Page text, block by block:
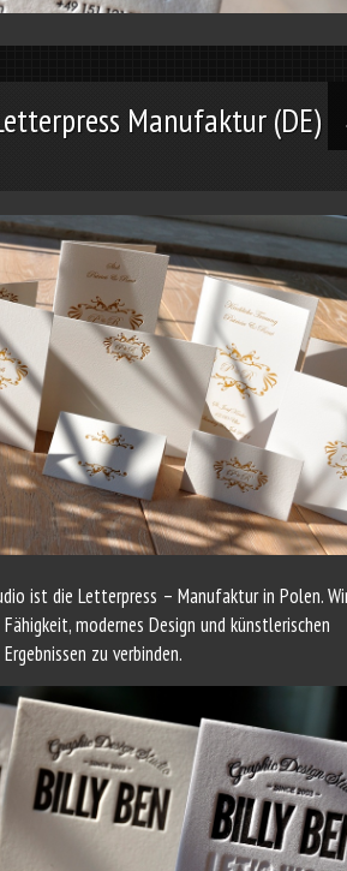
Manufaktur (DE)
ist die Letterpress – Manufaktur in Polen.
modernes Design und künstlerischen
zu verbinden.